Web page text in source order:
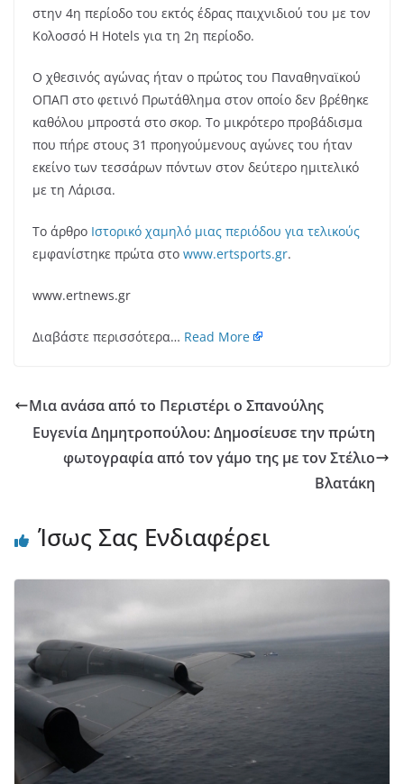
στην 4η περίοδο του εκτός έδρας παιχνιδιού του με τον
Κολοσσό H Hotels για τη 2η περίοδο.
Ο χθεσινός αγώνας ήταν ο πρώτος του Παναθηναϊκού
ΟΠΑΠ στο φετινό Πρωτάθλημα στον οποίο δεν βρέθηκε
καθόλου μπροστά στο σκορ. Το μικρότερο προβάδισμα
που πήρε στους 31 προηγούμενους αγώνες του ήταν
εκείνο των τεσσάρων πόντων στον δεύτερο ημιτελικό
με τη Λάρισα.
Το άρθρο Ιστορικό χαμηλό μιας περιόδου για τελικούς
εμφανίστηκε πρώτα στο www.ertsports.gr.
www.ertnews.gr
Διαβάστε περισσότερα… Read More
Μια ανάσα από το Περιστέρι ο Σπανούλης
Ευγενία Δημητροπούλου: Δημοσίευσε την πρώτη
φωτογραφία από τον γάμο της με τον Στέλιο
Βλατάκη
Ίσως Σας Ενδιαφέρει